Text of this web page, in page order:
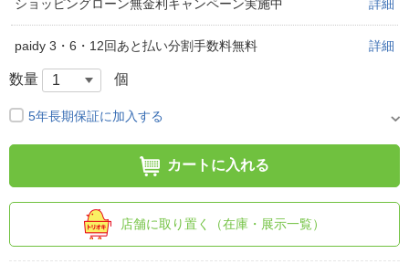
ショッピングローン無金利キャンペーン実施中 詳細
paidy 3・6・12回あと払い分割手数料無料 詳細
数量 個
5年長期保証に加入する
カートに入れる
店舗に取り置く（在庫・展示一覧）